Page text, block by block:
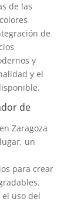
de las
de
y
y el
de
Zaragoza
un
para crear
uso del